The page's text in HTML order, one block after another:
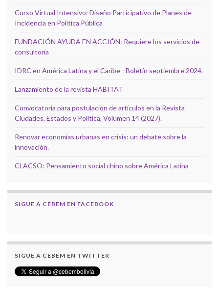
Curso Virtual Intensivo: Diseño Participativo de Planes de
Incidencia en Política Pública
FUNDACIÓN AYUDA EN ACCIÓN: Requiere los servicios de
consultoría
IDRC en América Latina y el Caribe - Boletín septiembre 2024.
Lanzamiento de la revista HÁBITAT
Convocatoria para postulación de artículos en la Revista
Ciudades, Estados y Política, Volumen 14 (2027).
Renovar economías urbanas en crisis: un debate sobre la
innovación.
CLACSO: Pensamiento social chino sobre América Latina
SIGUE A CEBEM EN FACEBOOK
SIGUE A CEBEM EN TWITTER